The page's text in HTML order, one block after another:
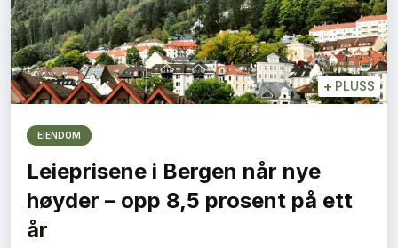
+ PLUSS
EIENDOM
Leieprisene i Bergen når nye
høyder – opp 8,5 prosent på ett
år